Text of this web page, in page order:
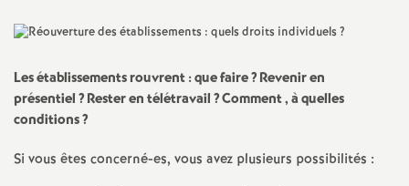
i
o
Les établissements rouvrent : que faire? Revenir en
présentiel? Rester en télétravail?Comment , à quelles
conditions?
Si vous êtes concerné-es, vous avez plusieurs possibilités :